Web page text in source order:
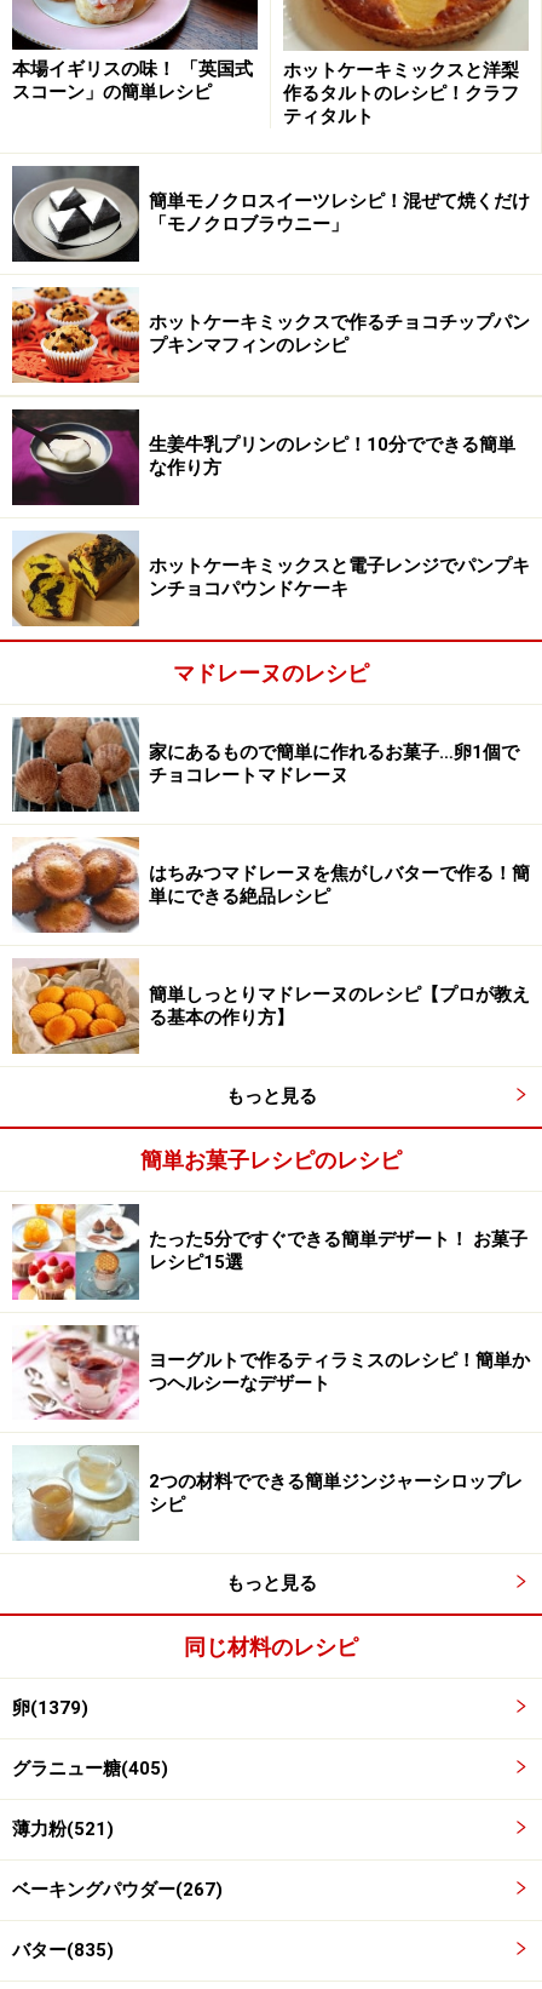
3
溶かしバターを加える
溶かしたバターを加え、粉っぽさがなくなるまでよく混
4
生地を型に入れ、オーブンで焼く
ポマード状にしたバター(分量外)を指でマドレーヌ型に
塗ります。型は冷やしておきます。
生地をスプーンで型に入れ、170℃に余熱したオーブン
で約15分焼きます。焼き上がったら型に入れたまま粗熱
がとれるまで待ち、型から出してケーキクーラーの上で
冷まします。
本場イギリスの味！ 「英国式
スコーン」の簡単レシピ
ホットケーキミックスと洋梨
作るタルトのレシピ！クラフ
ティタルト
簡単モノクロスイーツレシピ！混ぜて焼くだけ
「モノクロブラウニー」
ホットケーキミックスで作るチョコチップパン
プキンマフィンのレシピ
生姜牛乳プリンのレシピ！10分でできる簡単
な作り方
ホットケーキミックスと電子レンジでパンプキ
ンチョコパウンドケーキ
マドレーヌのレシピ
家にあるもので簡単に作れるお菓子…卵1個で
チョコレートマドレーヌ
はちみつマドレーヌを焦がしバターで作る！簡
単にできる絶品レシピ
簡単しっとりマドレーヌのレシピ【プロが教え
る基本の作り方】
もっと見る
簡単お菓子レシピのレシピ
たった5分ですぐできる簡単デザート！ お菓子
レシピ15選
ヨーグルトで作るティラミスのレシピ！簡単か
つヘルシーなデザート
2つの材料でできる簡単ジンジャーシロップレ
シピ
もっと見る
同じ材料のレシピ
卵(1379)
グラニュー糖(405)
薄力粉(521)
ベーキングパウダー(267)
バター(835)